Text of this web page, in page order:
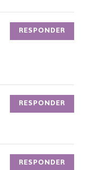
RESPONDER
RESPONDER
RESPONDER